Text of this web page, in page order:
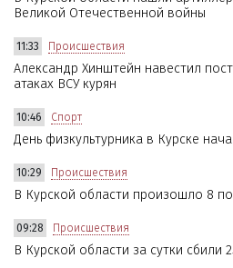
Великой Отечественной войны
11:33 Происшествия
Александр Хинштейн навестил
атаках ВСУ курян
10:46 Спорт
День физкультурника в Курске
10:29 Происшествия
В Курской области произошло 8
09:28 Происшествия
В Курской области за сутки сбили